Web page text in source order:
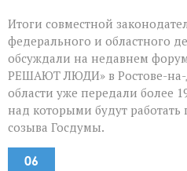
Итоги совместной
федерального и областного
обсуждали на недавнем
РЕШАЮТ ЛЮДИ» в Ростове-на-
области уже передали более
над которыми будут
созыва Госдумы.
06